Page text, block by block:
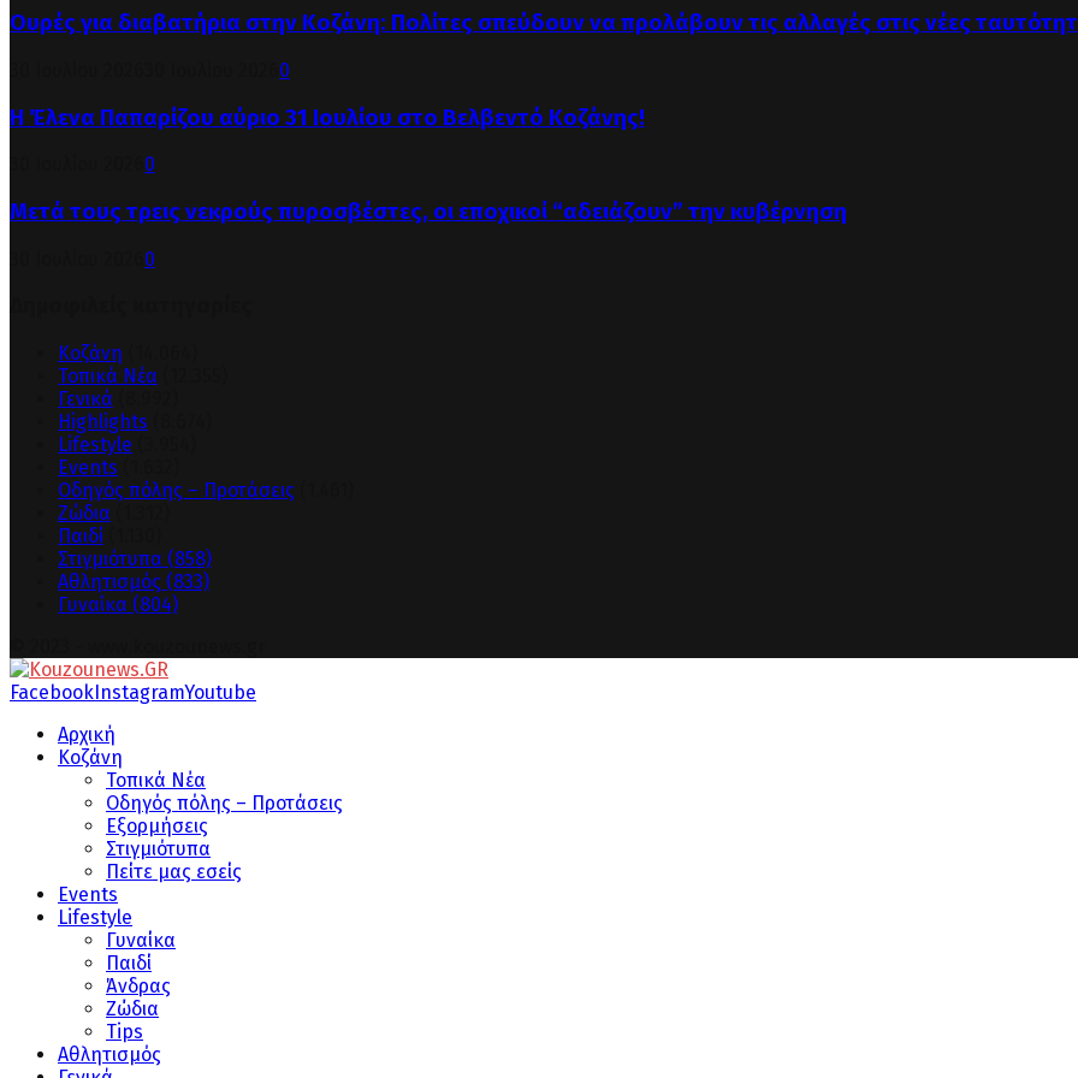
Ουρές για διαβατήρια στην Κοζάνη: Πολίτες σπεύδουν να προλάβουν τις αλλαγές στις νέες
0
Η Έλενα Παπαρίζου αύριο 31 Ιουλίου στο Βελβεντό Κοζάνης!
0
Μετά τους τρεις νεκρούς πυροσβέστες, οι εποχικοί “αδειάζουν” την κυβέρνηση
0
Κοζάνη
Τοπικά Νέα
Γενικά
Highlights
Lifestyle
Events
Οδηγός πόλης – Προτάσεις
Ζώδια
Παιδί
Στιγμιότυπα (858)
Αθλητισμός (833)
Γυναίκα (804)
Facebook InstagramYoutube
Αρχική
Κοζάνη
Τοπικά Νέα
Οδηγός πόλης – Προτάσεις
Εξορμήσεις
Στιγμιότυπα
Πείτε μας εσείς
Events
Lifestyle
Γυναίκα
Παιδί
Άνδρας
Ζώδια
Tips
Αθλητισμός